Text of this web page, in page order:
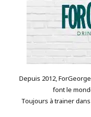
Depuis 2012,
font le
Toujours à trainer